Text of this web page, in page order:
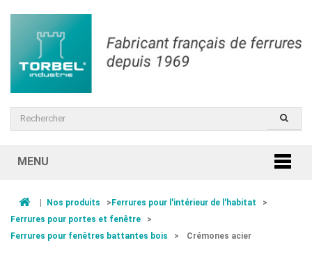
MENU
| Nos produits >Ferrures pour l'intérieur de l'habitat
>
Ferrures pour portes et fenêtre
>
Ferrures pour fenêtres battantes bois
> Crémones acier